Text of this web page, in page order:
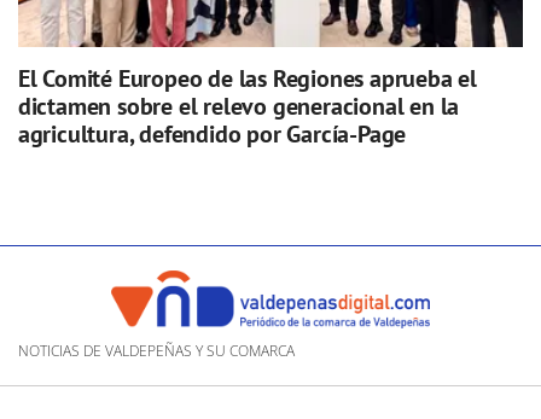
El Comité Europeo de las Regiones aprueba el
dictamen sobre el relevo generacional en la
agricultura, defendido por García-Page
NOTICIAS DE VALDEPEÑAS Y SU COMARCA